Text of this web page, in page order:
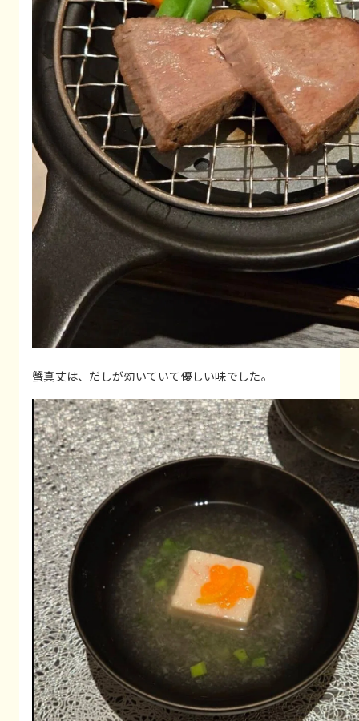
蟹真丈は、だしが効いていて優しい味でした。